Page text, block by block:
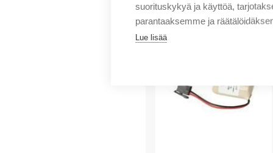
suorituskykyä ja käyttöä,
parantaaksemme ja
Lue lisää
Tuotteita samalta